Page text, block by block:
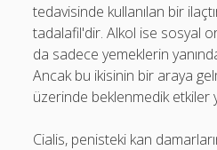
tedavisinde kullanılan bir
tadalafil'dir. Alkol ise sosyal
da sadece yemeklerin
Ancak bu ikisinin bir araya
üzerinde beklenmedik etkiler
Cialis, penisteki kan